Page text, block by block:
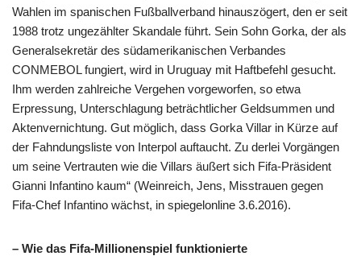
Wahlen im spanischen Fußballverband hinauszögert, den er seit
1988 trotz ungezählter Skandale führt. Sein Sohn Gorka, der als
Generalsekretär des südamerikanischen Verbandes
CONMEBOL fungiert, wird in Uruguay mit Haftbefehl gesucht.
Ihm werden zahlreiche Vergehen vorgeworfen, so etwa
Erpressung, Unterschlagung beträchtlicher Geldsummen und
Aktenvernichtung. Gut möglich, dass Gorka Villar in Kürze auf
der Fahndungsliste von Interpol auftaucht. Zu derlei Vorgängen
um seine Vertrauten wie die Villars äußert sich Fifa-Präsident
Gianni Infantino kaum“ (Weinreich, Jens, Misstrauen gegen
Fifa-Chef Infantino wächst, in spiegelonline 3.6.2016).
– Wie das Fifa-Millionenspiel funktionierte